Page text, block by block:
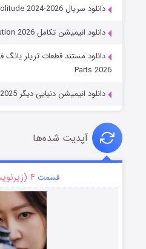
دانلود سریال One Hundred Years of Solitude 2024-2026
دانلود انیمیشن تکامل Evolution 2026
Parts 2026
دانلود انیمیشن دنیایی دیگر Another World 2025
آپدیت شده‌ها
قسمت۴ (زیرنویس)